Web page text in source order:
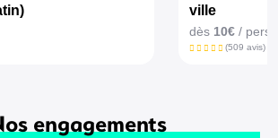
ville
dès 10€ / pers.
(509 avis)
engagements